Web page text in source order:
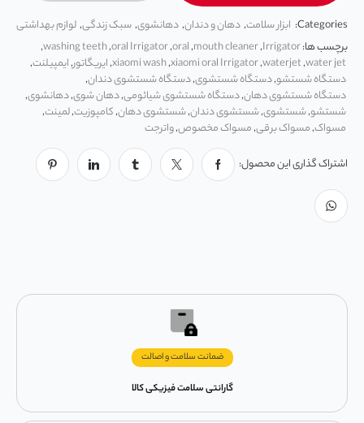
Categories: ابزار سلامت,دهان و دندان,دهانشوی,سبک زندگی,لوازم بهداشتی
برچسب ها:Irrigator
,
mouth cleaner
,
oral
,
oral Irrigator
,
washing teeth
,
water jet
,
waterjet
,
xiaomi oral Irrigator
,
xiaomi wash
,ایریگاتور,ایمپیلنت,
دستگاه شستشو,دستگاه شستشوی,دستگاه شستشوی دندان,
دستگاه شستشوی دهان,دستگاه شستشوی شیائومی,دهان شوی,دهانشوی,
شستشو,شستشوی,شستشوی دندان,شستشوی دهان,کامپوزیت,لمینت,
مسواک,مسواک برقی,مسواک مخصوص,واترجت
اشتراک گذاری این محصول:
ضمانت سلامت و اصالت
گارانتی سلامت فیزیکی کالا